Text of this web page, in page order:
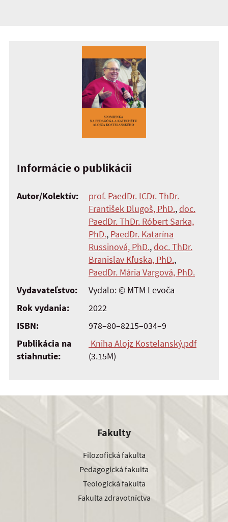
Informácie o publikácii
Autor/Kolektív:
prof. PaedDr. ICDr. ThDr.
František Dlugoš, PhD.,doc.
PaedDr. ThDr. Róbert Sarka,
PhD., PaedDr. Katarína
Russinová, PhD.,doc. ThDr.
Branislav Kľuska, PhD.,
PaedDr. Mária Vargová, PhD.
Vydavateľstvo:
Vydalo: © MTM Levoča
Rok vydania:
2022
ISBN:
978–80–8215–034–9
Publikácia na
stiahnutie:
Kniha Alojz Kostelanský.pdf
(3.15M)
Fakulty
Filozofická fakulta
Pedagogická fakulta
Teologická fakulta
Fakulta zdravotníctva